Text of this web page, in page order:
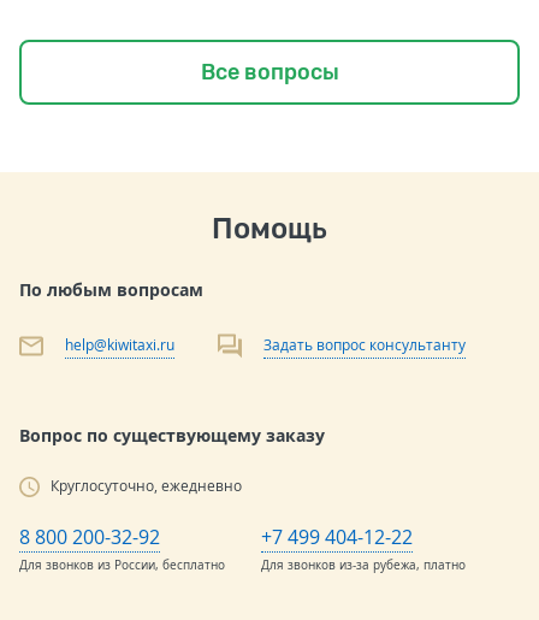
Все вопросы
Помощь
По любым вопросам
help@kiwitaxi.ru Задать вопрос консультанту
Вопрос по существующему заказу
Круглосуточно, ежедневно
8 800 200-32-92
Для звонков из России, бесплатно
+7 499 404-12-22
Для звонков из-за рубежа, платно